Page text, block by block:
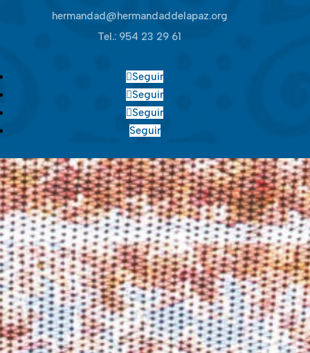
hermandad@hermandaddelapaz.org
Tel.: 954 23 29 61
Seguir
Seguir
Seguir
Seguir